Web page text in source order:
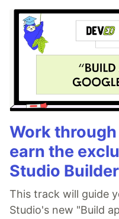
Work
earn the
Studio
This track will guide
Studio's new "Build